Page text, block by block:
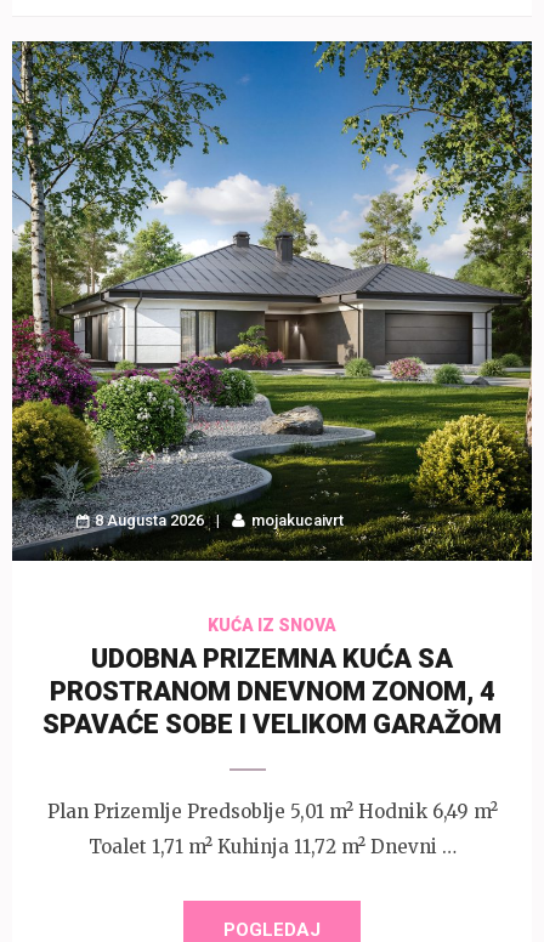
8 Augusta 2026 mojakucaivrt
KUĆA IZ SNOVA
UDOBNA PRIZEMNA KUĆA SA
PROSTRANOM DNEVNOM ZONOM, 4
SPAVAĆE SOBE I VELIKOM GARAŽOM
Plan Prizemlje Predsoblje 5,01 m² Hodnik 6,49 m²
Toalet 1,71 m² Kuhinja 11,72 m² Dnevni …
POGLEDAJ